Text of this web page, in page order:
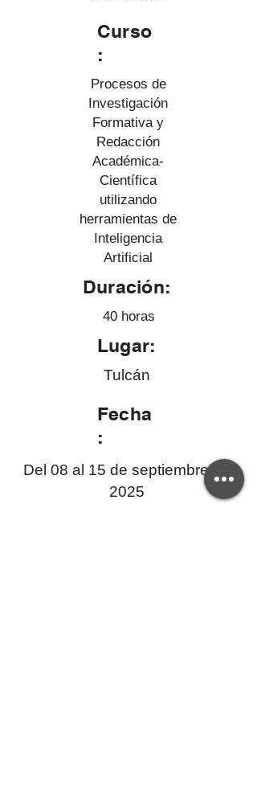
Curso
:
Procesos de
Investigación
Formativa y
Redacción
Académica-
Científica
utilizando
herramientas de
Inteligencia
Artificial
Duración:
40 horas
Lugar:
Tulcán
Fecha
:
Del 08 al 15 de septiembre de
2025